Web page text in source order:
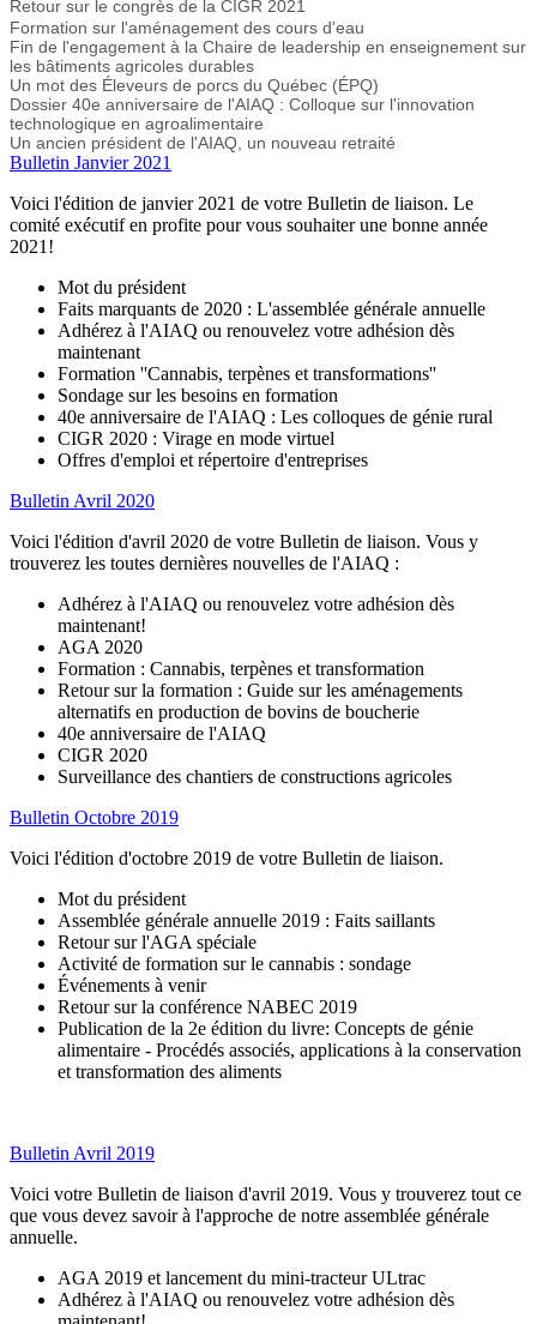
Retour sur le congrès de la CIGR 2021
Formation sur l'aménagement des cours d'eau
Fin de l'engagement à la Chaire de leadership en enseignement sur
les bâtiments agricoles durables
Un mot des Éleveurs de porcs du Québec (ÉPQ)
Dossier 40e anniversaire de l'AIAQ : Colloque sur l'innovation
technologique en agroalimentaire
Un ancien président de l'AIAQ, un nouveau retraité
Bulletin Janvier 2021
Voici l'édition de janvier 2021 de votre Bulletin de liaison. Le
comité exécutif en profite pour vous souhaiter une bonne année
2021!
Mot du président
Faits marquants de 2020 : L'assemblée générale annuelle
Adhérez à l'AIAQ ou renouvelez votre adhésion dès
maintenant
Formation ''Cannabis, terpènes et transformations''
Sondage sur les besoins en formation
40e anniversaire de l'AIAQ : Les colloques de génie rural
CIGR 2020 : Virage en mode virtuel
Offres d'emploi et répertoire d'entreprises
Bulletin Avril 2020
Voici l'édition d'avril 2020 de votre Bulletin de liaison. Vous y
trouverez les toutes dernières nouvelles de l'AIAQ :
Adhérez à l'AIAQ ou renouvelez votre adhésion dès
maintenant!
AGA 2020
Formation : Cannabis, terpènes et transformation
Retour sur la formation : Guide sur les aménagements
alternatifs en production de bovins de boucherie
40e anniversaire de l'AIAQ
CIGR 2020
Surveillance des chantiers de constructions agricoles
Bulletin Octobre 2019
Voici l'édition d'octobre 2019 de votre Bulletin de liaison.
Mot du président
Assemblée générale annuelle 2019 : Faits saillants
Retour sur l'AGA spéciale
Activité de formation sur le cannabis : sondage
Événements à venir
Retour sur la conférence NABEC 2019
Publication de la 2e édition du livre: Concepts de génie
alimentaire - Procédés associés, applications à la conservation
et transformation des aliments
Bulletin Avril 2019
Voici votre Bulletin de liaison d'avril 2019. Vous y trouverez tout ce
que vous devez savoir à l'approche de notre assemblée générale
annuelle.
AGA 2019 et lancement du mini-tracteur ULtrac
Adhérez à l'AIAQ ou renouvelez votre adhésion dès